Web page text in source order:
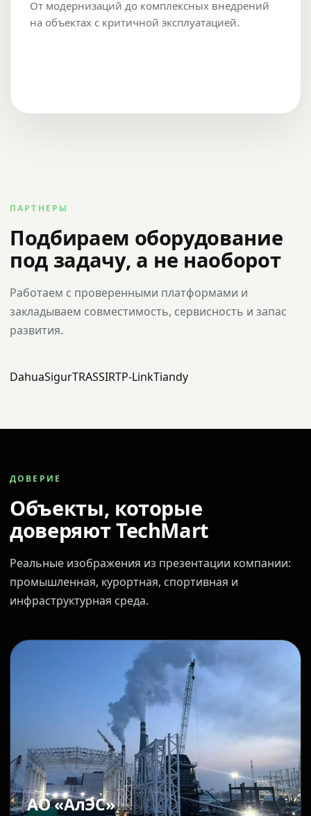
От модернизаций до комплексных внедрений
на объектах с критичной эксплуатацией.
ПАРТНЕРЫ
Подбираем оборудование
под задачу, а не наоборот
Работаем с проверенными платформами и
закладываем совместимость, сервисность и запас
развития.
DahuaSigurTRASSIRTP-LinkTiandy
ДОВЕРИЕ
Объекты, которые
доверяют TechMart
Реальные изображения из презентации компании:
промышленная, курортная, спортивная и
инфраструктурная среда.
АО «АлЭС»